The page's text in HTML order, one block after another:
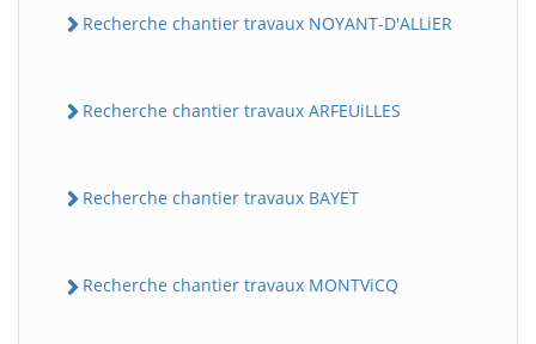
Recherche chantier travaux NOYANT-D'ALLiER
Recherche chantier travaux ARFEUiLLES
Recherche chantier travaux BAYET
Recherche chantier travaux MONTViCQ